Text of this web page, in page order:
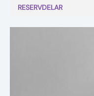
RESERVDELAR